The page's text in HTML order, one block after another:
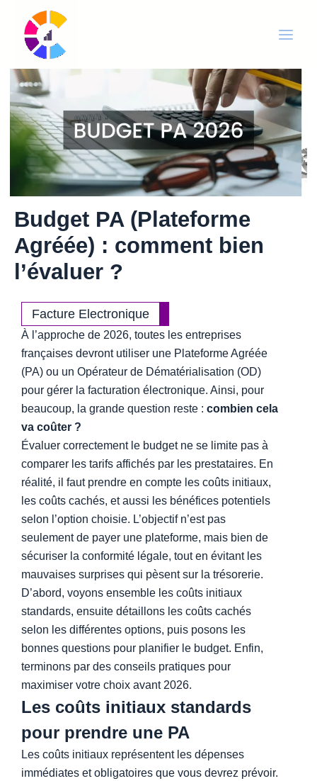
contenu
Budget PA (Plateforme
Agréée) : comment bien
l’évaluer ?
Facture Electronique
À l’approche de 2026, toutes les entreprises
françaises devront utiliser une Plateforme Agréée
(PA) ou un Opérateur de Dématérialisation (OD)
pour gérer la facturation électronique. Ainsi, pour
beaucoup, la grande question reste : combien cela
va coûter ?
Évaluer correctement le budget ne se limite pas à
comparer les tarifs affichés par les prestataires. En
réalité, il faut prendre en compte les coûts initiaux,
les coûts cachés, et aussi les bénéfices potentiels
selon l’option choisie. L’objectif n’est pas
seulement de payer une plateforme, mais bien de
sécuriser la conformité légale, tout en évitant les
mauvaises surprises qui pèsent sur la trésorerie.
D’abord, voyons ensemble les coûts initiaux
standards, ensuite détaillons les coûts cachés
selon les différentes options, puis posons les
bonnes questions pour planifier le budget. Enfin,
terminons par des conseils pratiques pour
maximiser votre choix avant 2026.
Les coûts initiaux standards
pour prendre une PA
Les coûts initiaux représentent les dépenses
immédiates et obligatoires que vous devrez prévoir.